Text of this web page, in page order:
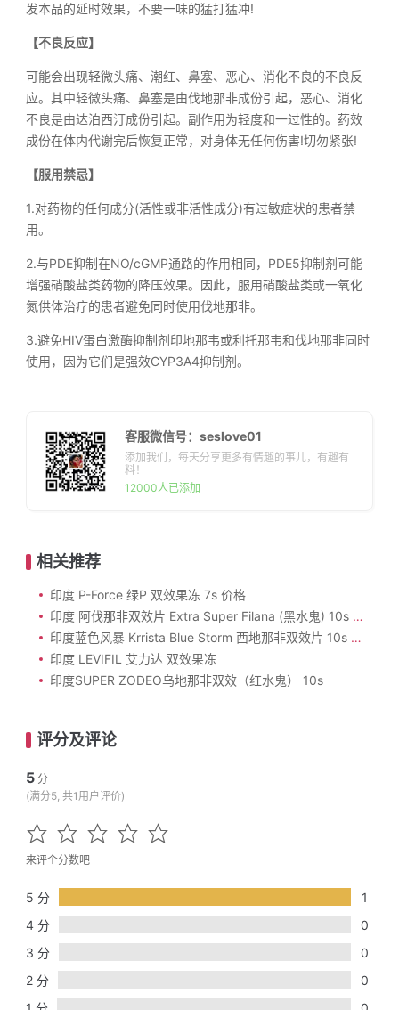
发本品的延时效果，不要一味的猛打猛冲!
【不良反应】
可能会出现轻微头痛、潮红、鼻塞、恶心、消化不良的不良反
应。其中轻微头痛、鼻塞是由伐地那非成份引起，恶心、消化
不良是由达泊西汀成份引起。副作用为轻度和一过性的。药效
成份在体内代谢完后恢复正常，对身体无任何伤害!切勿紧张!
【服用禁忌】
1.对药物的任何成分(活性或非活性成分)有过敏症状的患者禁
用。
2.与PDE抑制在NO/cGMP通路的作用相同，PDE5抑制剂可能
增强硝酸盐类药物的降压效果。因此，服用硝酸盐类或一氧化
氮供体治疗的患者避免同时使用伐地那非。
3.避免HIV蛋白激酶抑制剂印地那韦或利托那韦和伐地那非同时
使用，因为它们是强效CYP3A4抑制剂。
客服微信号：seslove01
添加我们，每天分享更多有情趣的事儿，有趣有
料！
12000人已添加
相关推荐
印度 P-Force 绿P 双效果冻 7s 价格
印度 阿伐那非双效片 Extra Super Filana (黑水鬼) 10s 价格
印度蓝色风暴 Krrista Blue Storm 西地那非双效片 10s 价格
印度 LEVIFIL 艾力达 双效果冻
印度SUPER ZODEO乌地那非双效（红水鬼） 10s
评分及评论
5分
(满分5, 共1用户评价)
来评个分数吧
5 分
1
4 分
0
3 分
0
2 分
0